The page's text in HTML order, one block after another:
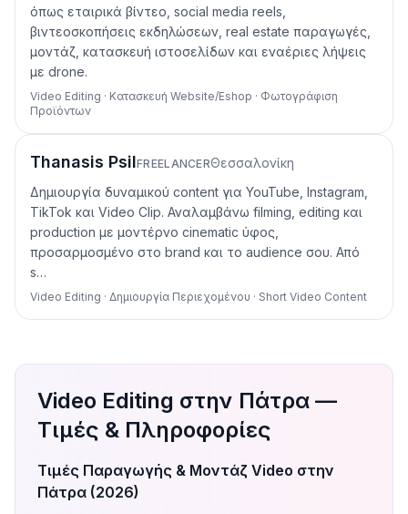
όπως εταιρικά βίντεο, social media reels,
βιντεοσκοπήσεις εκδηλώσεων, real estate παραγωγές,
μοντάζ, κατασκευή ιστοσελίδων και εναέριες λήψεις
με drone.
Video Editing · Κατασκευή Website/Eshop · Φωτογράφιση
Προϊόντων
Thanasis PsilFREELANCERΘεσσαλονίκη
Δημιουργία δυναμικού content για YouTube, Instagram,
TikTok και Video Clip. Αναλαμβάνω filming, editing και
production με μοντέρνο cinematic ύφος,
προσαρμοσμένο στο brand και το audience σου. Από
s…
Video Editing · Δημιουργία Περιεχομένου · Short Video Content
Video Editing στην Πάτρα —
Τιμές & Πληροφορίες
Τιμές Παραγωγής & Μοντάζ Video στην
Πάτρα (2026)